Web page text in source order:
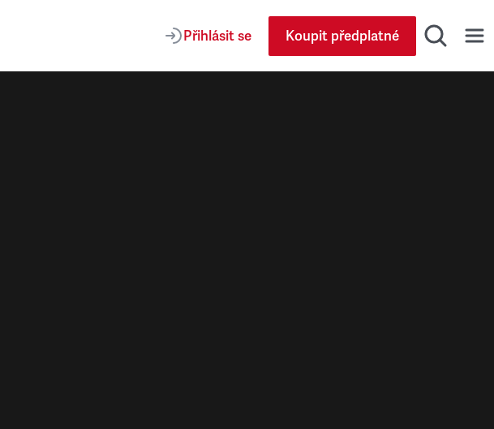
Přihlásit se Koupit předplatné